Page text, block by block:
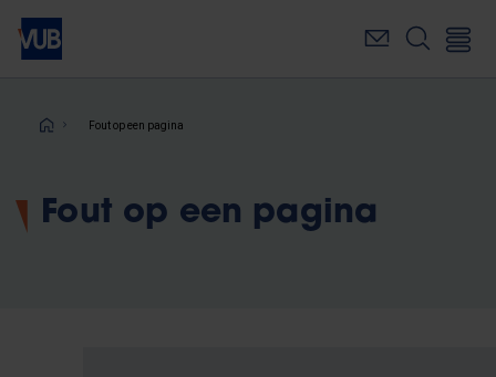
Overslaan
naar
inhoudKruimelpad
Fout op een pagina
Fout op een pagina